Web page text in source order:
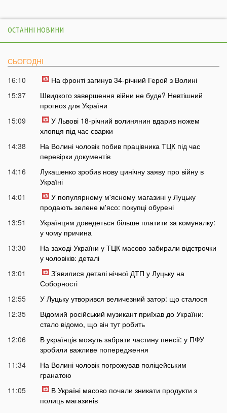
ОСТАННІ НОВИНИ
СЬОГОДНІ
16:10
На фронті загинув 34-річний Герой з Волині
15:37
Швидкого завершення війни не буде? Невтішний
прогноз для України
15:09
У Львові 18-річний волинянин вдарив ножем
хлопця під час сварки
14:38
На Волині чоловік побив працівника ТЦК під час
перевірки документів
14:16
Лукашенко зробив нову цинічну заяву про війну в
Україні
14:01
У популярному м'ясному магазині у Луцьку
продають зелене м'ясо: покупці обурені
13:51
Українцям доведеться більше платити за комуналку:
у чому причина
13:30
На заході України у ТЦК масово забирали відстрочки
у чоловіків: деталі
13:01
Зʼявилися деталі нічної ДТП у Луцьку на
Соборності
12:55
У Луцьку утворився величезний затор: що сталося
12:35
Відомий російський музикант приїхав до України:
стало відомо, що він тут робить
12:06
В українців можуть забрати частину пенсії: у ПФУ
зробили важливе попередження
11:34
На Волині чоловік погрожував поліцейським
гранатою
11:05
В Україні масово почали зникати продукти з
полиць магазинів